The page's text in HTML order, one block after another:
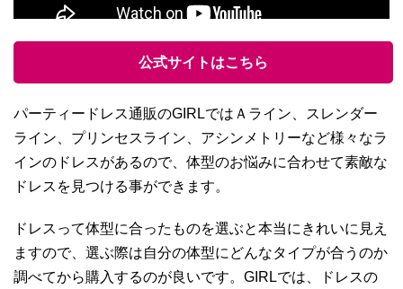
公式サイトはこちら
パーティードレス通販のGIRLではＡライン、スレンダー
ライン、プリンセスライン、アシンメトリーなど様々なラ
インのドレスがあるので、体型のお悩みに合わせて素敵な
ドレスを見つける事ができます。
ドレスって体型に合ったものを選ぶと本当にきれいに見え
ますので、選ぶ際は自分の体型にどんなタイプが合うのか
調べてから購入するのが良いです。GIRLでは、ドレスの